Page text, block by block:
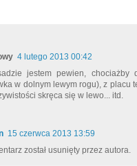
4 lutego 2013 00:42
jestem pewien, chociażby
w dolnym lewym rogu), z placu
skręca się w lewo... itd.
15 czerwca 2013 13:59
został usunięty przez autora.